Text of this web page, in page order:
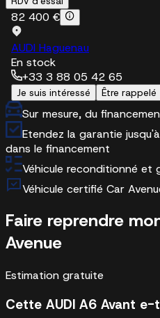
82 400 €
AUDI Haguenau
En stock
+33 3 88 05 42 65
Je suis intéressé Être rappelé
Sur mesure, du
Etendez la garantie
dans le financement
Véhicule reconditionné et
Véhicule certifié Car
Faire reprendre
Avenue
Estimation gratuite
Cette AUDI A6 Avant